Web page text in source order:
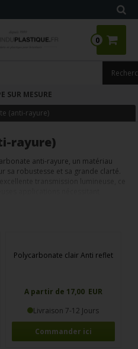
0
SUR MESURE
(anti-rayure)
rayure)
anti-rayure, un matériau
sa robustesse et sa grande clarté.
empêche les rayures courantes,
protégé contre les rayons UV.
les noms de Makrolon ou Lexan,
de sécurité, comme les
Polycarbonate clair Anti reflet
A partir de 17,00 EUR
Livraison 7-12 Jours
Commander ici